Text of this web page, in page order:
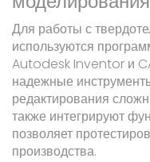
Для работы с
используются
Autodesk Inventor и
надежные
редактирования
также интегрируют
позволяет
производства.